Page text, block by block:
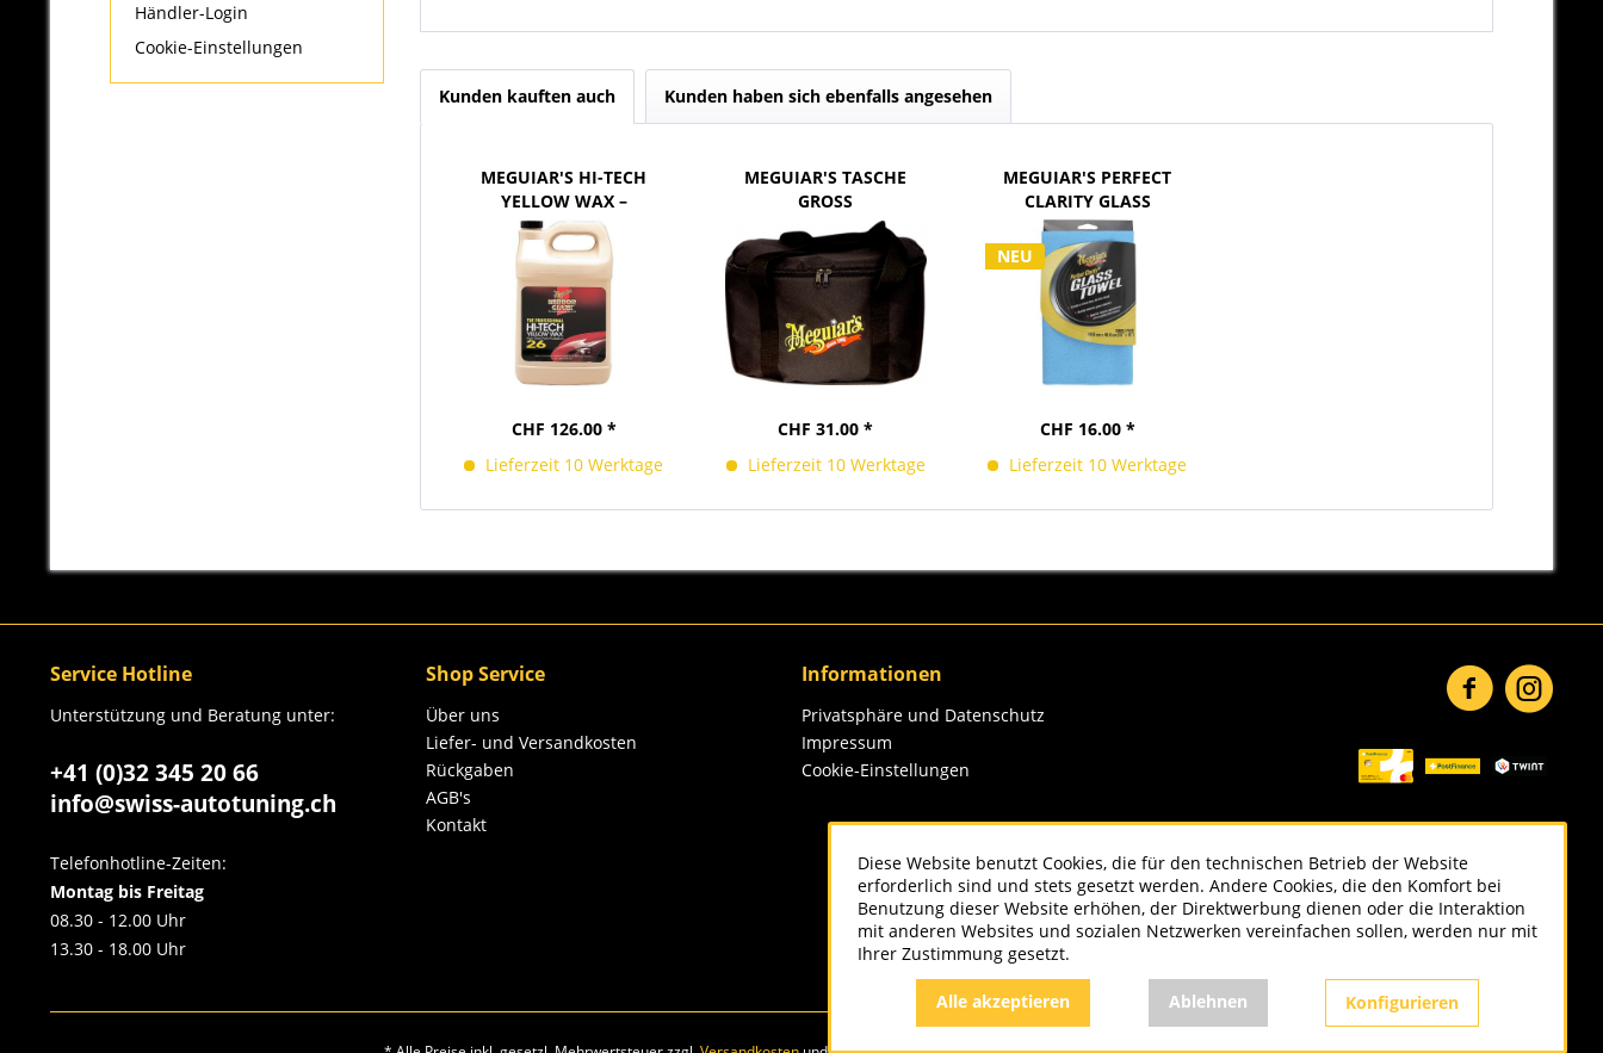
Händler-Login
Cookie-Einstellungen
Kunden kauften auch Kunden haben sich ebenfalls angesehen
MEGUIAR'S HI-TECH
YELLOW WAX –
ENTHÄLT...
CHF 126.00 *
Lieferzeit 10 Werktage
MEGUIAR'S TASCHE
GROSS
CHF 31.00 *
Lieferzeit 10 Werktage
MEGUIAR'S PERFECT
CLARITY GLASS
TOWEL...
NEU
CHF 16.00 *
Lieferzeit 10 Werktage
Service Hotline
Unterstützung und Beratung unter:
+41 (0)32 345 20 66
info@swiss-autotuning.ch
Telefonhotline-Zeiten:
Montag bis Freitag
08.30 - 12.00 Uhr
13.30 - 18.00 Uhr
Shop Service
Über uns
Liefer- und Versandkosten
Rückgaben
AGB's
Kontakt
Informationen
Privatsphäre und Datenschutz
Impressum
Cookie-Einstellungen
Diese Website benutzt Cookies, die für den technischen Betrieb der Website
erforderlich sind und stets gesetzt werden. Andere Cookies, die den Komfort bei
Benutzung dieser Website erhöhen, der Direktwerbung dienen oder die Interaktion
mit anderen Websites und sozialen Netzwerken vereinfachen sollen, werden nur mit
Ihrer Zustimmung gesetzt.
Alle akzeptieren Ablehnen Konfigurieren